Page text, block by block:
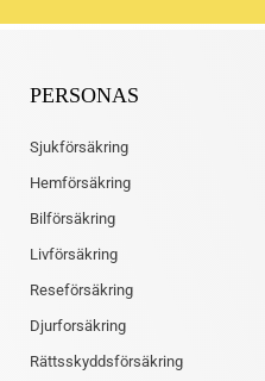
PERSONAS
Sjukförsäkring
Hemförsäkring
Bilförsäkring
Livförsäkring
Reseförsäkring
Djurforsäkring
Rättsskyddsförsäkring